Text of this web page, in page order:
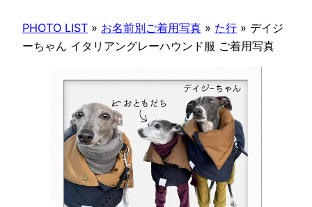
PHOTO LIST » お名前別ご着用写真 » た行 » デイジ
ーちゃん イタリアングレーハウンド服 ご着用写真